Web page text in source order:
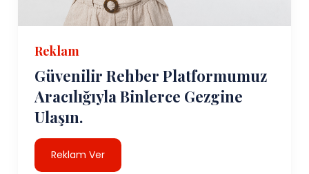
Reklam
Güvenilir Rehber Platformumuz
Aracılığıyla Binlerce Gezgine
Ulaşın.
Reklam Ver